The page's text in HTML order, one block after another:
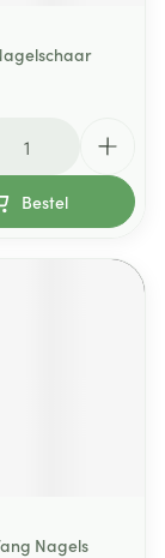
Bestel
Nagels